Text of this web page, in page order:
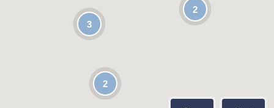
2
3
2